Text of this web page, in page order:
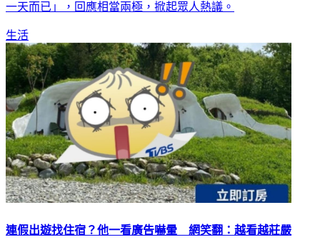
一天而已」，回應相當兩極，掀起眾人熱議。
生活
連假出遊找住宿？他一看廣告嚇暈 網笑翻：越看越莊嚴